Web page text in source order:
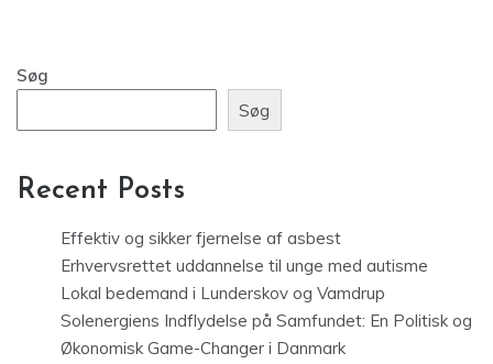
Søg
Søg
Recent Posts
Effektiv og sikker fjernelse af asbest
Erhvervsrettet uddannelse til unge med autisme
Lokal bedemand i Lunderskov og Vamdrup
Solenergiens Indflydelse på Samfundet: En Politisk og
Økonomisk Game-Changer i Danmark